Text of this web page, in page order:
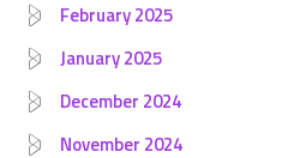
February 2025
January 2025
December 2024
November 2024